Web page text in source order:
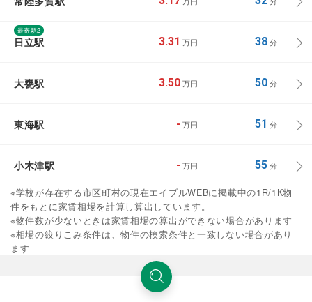
最寄駅2
日立駅 3.31 万円 38分
大甕駅 3.50 万円 50分
東海駅 - 万円 51 分
小木津駅 - 万円 55分
※学校が存在する市区町村の現在エイブルWEBに掲載中の1R/1K物
件をもとに家賃相場を計算し算出しています。
※物件数が少ないときは家賃相場の算出ができない場合があります
※相場の絞りこみ条件は、物件の検索条件と一致しない場合があり
ます